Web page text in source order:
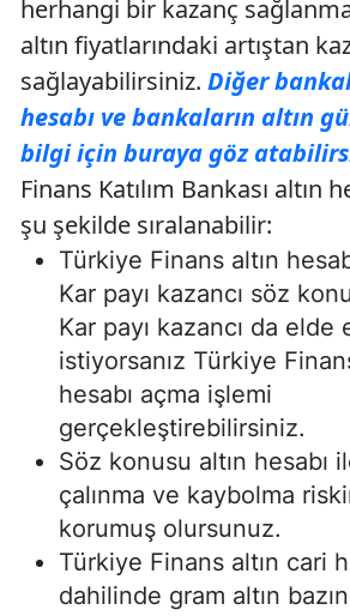
herhangi bir kazanç
altın fiyatlarındaki artıştan
sağlayabilirsiniz. Diğer
hesabı ve bankaların altın
bilgi için buraya göz
Finans Katılım Bankası altın
şu şekilde sıralanabilir:
Türkiye Finans altın
Kar payı kazancı söz
Kar payı kazancı da elde
istiyorsanız Türkiye
hesabı açma işlemi
gerçekleştirebilirsiniz.
Söz konusu altın hesabı
çalınma ve kaybolma
korumuş olursunuz.
Türkiye Finans altın cari
dahilinde gram altın